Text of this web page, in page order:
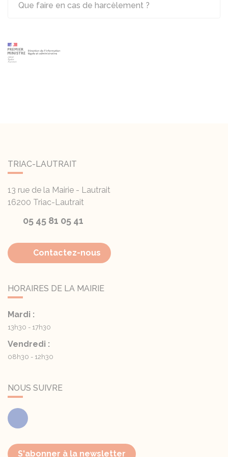
Que faire en cas de harcèlement ?
TRIAC-LAUTRAIT
13 rue de la Mairie - Lautrait
16200 Triac-Lautrait
05 45 81 05 41
Contactez-nous
HORAIRES DE LA MAIRIE
Mardi :
13h30 - 17h30
Vendredi :
08h30 - 12h30
NOUS SUIVRE
Facebook
S'abonner à la newsletter